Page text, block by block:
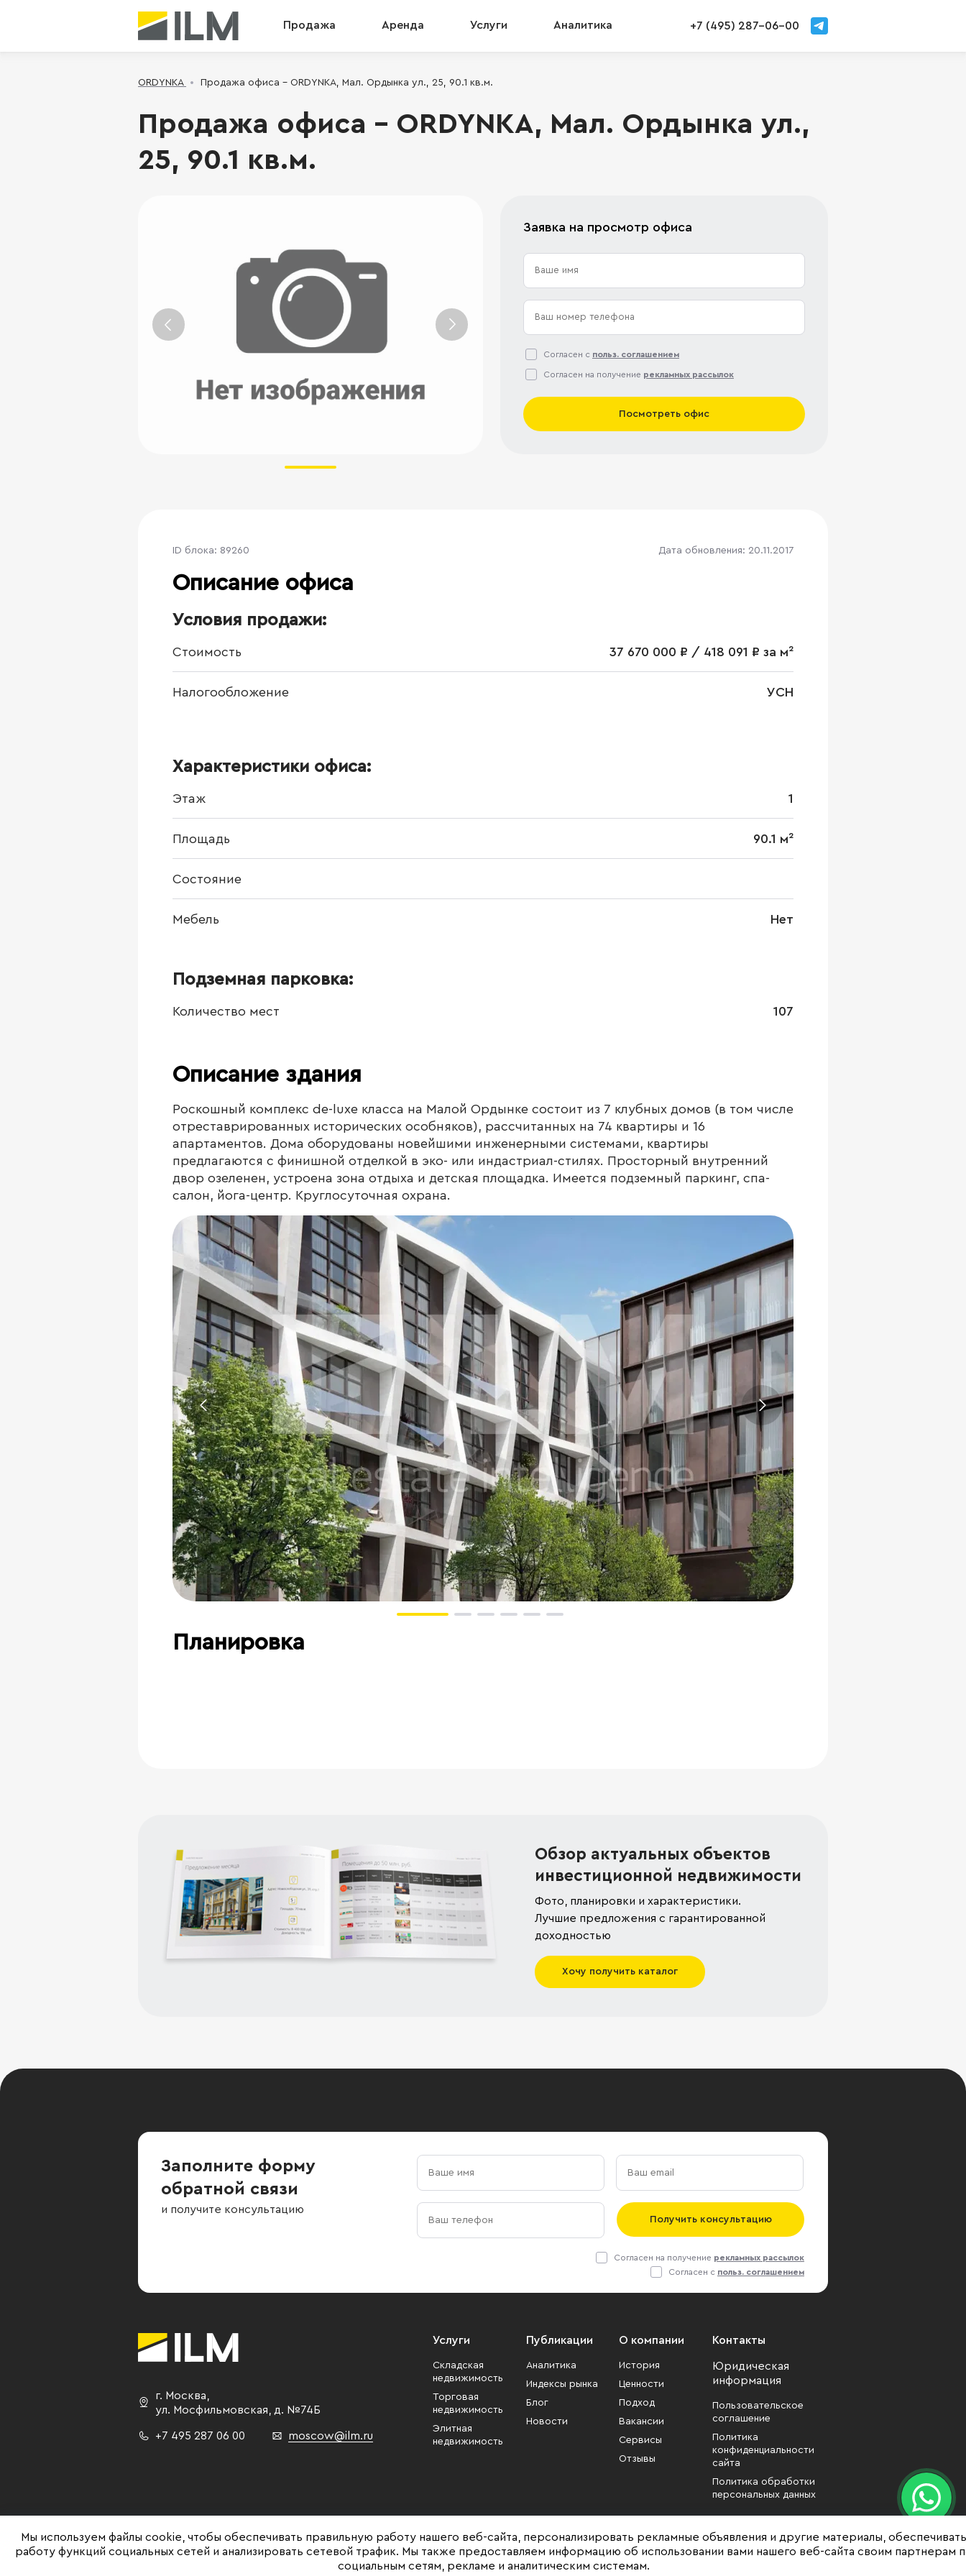
Продажа Аренда Услуги Аналитика +7 (495) 287-06-00
ORDYNKA Продажа офиса - ORDYNKA, Мал. Ордынка ул., 25, 90.1 кв.м.
Продажа офиса - ORDYNKA, Мал. Ордынка ул.,
25, 90.1 кв.м.
Заявка на просмотр офиса
Согласен с польз. соглашением
Согласен на получение рекламных рассылок
Посмотреть офис
ID блока: 89260 Дата обновления: 20.11.2017
Описание офиса
Условия продажи:
Стоимость 37 670 000 ₽ / 418 091 ₽ за м²
Налогообложение УСН
Характеристики офиса:
Этаж 1
Площадь 90.1 м²
Состояние
Мебель Нет
Подземная парковка:
Количество мест 107
Описание здания
Роскошный комплекс de-luxe класса на Малой Ордынке состоит из 7 клубных домов (в том числе
отреставрированных исторических особняков), рассчитанных на 74 квартиры и 16
апартаментов. Дома оборудованы новейшими инженерными системами, квартиры
предлагаются с финишной отделкой в эко- или индастриал-стилях. Просторный внутренний
двор озеленен, устроена зона отдыха и детская площадка. Имеется подземный паркинг, спа-
салон, йога-центр. Круглосуточная охрана.
Планировка
Обзор актуальных объектов
инвестиционной недвижимости
Фото, планировки и характеристики.
Лучшие предложения с гарантированной
доходностью
Хочу получить каталог
Заполните форму
обратной связи
и получите консультацию
Получить консультацию
Согласен на получение рекламных рассылок
Согласен с польз. соглашением
г. Москва,
ул. Мосфильмовская, д. №74Б
+7 495 287 06 00 moscow@ilm.ru
Услуги
Складская
недвижимость
Торговая
недвижимость
Элитная
недвижимость
Публикации
Аналитика
Индексы рынка
Блог
Новости
О компании
История
Ценности
Подход
Вакансии
Сервисы
Отзывы
Контакты
Юридическая
информация
Пользовательское
соглашение
Политика
конфиденциальности
сайта
Политика обработки
персональных данных
Представленная на сайте информация, в т.ч. стоимости объектов, носит информационный характер
Мы используем файлы cookie, чтобы обеспечивать правильную работу нашего веб-сайта, персонализировать рекламные объявления и другие материалы, обеспечивать
работу функций социальных сетей и анализировать сетевой трафик. Мы также предоставляем информацию об использовании вами нашего веб-сайта своим партнерам
социальным сетям, рекламе и аналитическим системам.